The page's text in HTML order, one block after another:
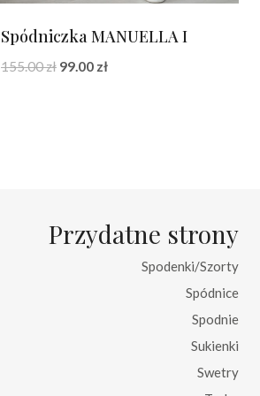
Spódniczka MANUELLA I
155.00zł Pierwotna
99.00 złAktualna
Przydatne strony
Spodenki/Szorty
Spódnice
Spodnie
Sukienki
Swetry